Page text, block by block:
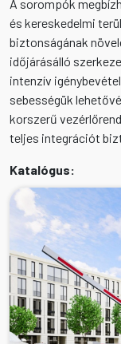
A sorompók
és kereskedelmi
biztonságának
időjárásálló
intenzív
sebességük
korszerű
teljes integrációt
Katalógus: